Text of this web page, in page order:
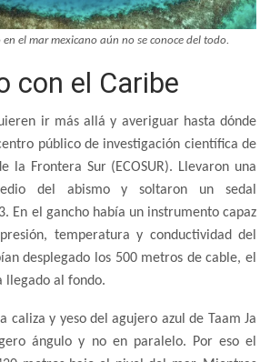
el mar mexicano aún no se conoce del todo.
con el Caribe
ir más allá y averiguar hasta dónde
público de investigación científica de
la Frontera Sur (ECOSUR). Llevaron una
del abismo y soltaron un sedal
En el gancho había un instrumento capaz
temperatura y conductividad del
desplegado los 500 metros de cable, el
llegado al fondo.
caliza y yeso del agujero azul de Taam Ja
ángulo y no en paralelo. Por eso el